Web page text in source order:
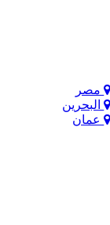
مصر
البحرين
عمان